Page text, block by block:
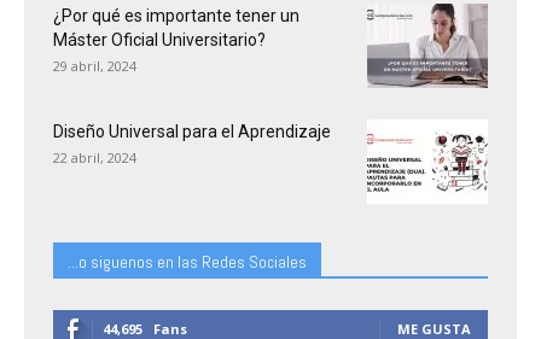
¿Por qué es importante tener un
Máster Oficial Universitario?
29 abril, 2024
Diseño Universal para el Aprendizaje
22 abril, 2024
...o siguenos en las Redes Sociales
44,695 Fans ME GUSTA